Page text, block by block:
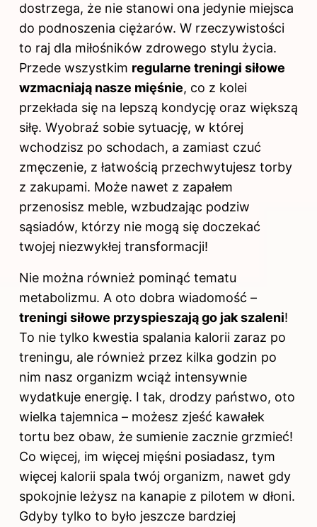
dostrzega, że nie stanowi ona jedynie miejsca
do podnoszenia ciężarów. W rzeczywistości
to raj dla miłośników zdrowego stylu życia.
Przede wszystkim regularne treningi siłowe
wzmacniają nasze mięśnie, co z kolei
przekłada się na lepszą kondycję oraz większą
siłę. Wyobraź sobie sytuację, w której
wchodzisz po schodach, a zamiast czuć
zmęczenie, z łatwością przechwytujesz torby
z zakupami. Może nawet z zapałem
przenosisz meble, wzbudzając podziw
sąsiadów, którzy nie mogą się doczekać
twojej niezwykłej transformacji!
Nie można również pominąć tematu
metabolizmu. A oto dobra wiadomość –
treningi siłowe przyspieszają go jak szaleni!
To nie tylko kwestia spalania kalorii zaraz po
treningu, ale również przez kilka godzin po
nim nasz organizm wciąż intensywnie
wydatkuje energię. I tak, drodzy państwo, oto
wielka tajemnica – możesz zjeść kawałek
tortu bez obaw, że sumienie zacznie grzmieć!
Co więcej, im więcej mięśni posiadasz, tym
więcej kalorii spala twój organizm, nawet gdy
spokojnie leżysz na kanapie z pilotem w dłoni.
Gdyby tylko to było jeszcze bardziej